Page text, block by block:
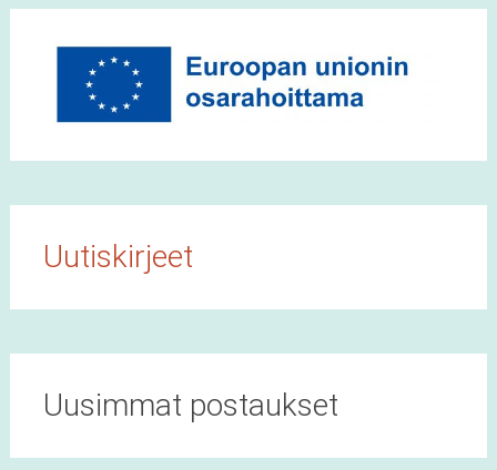
Uutiskirjeet
Uusimmat postaukset